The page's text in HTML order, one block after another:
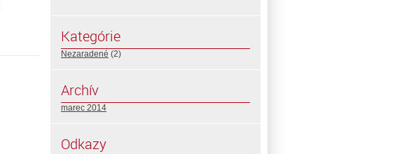
Kategórie
Nezaradené (2)
Archív
marec 2014
Odkazy